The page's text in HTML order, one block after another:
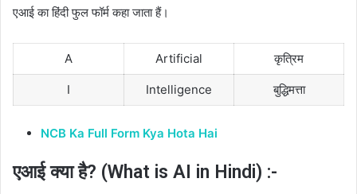
एआई का हिंदी फुल फॉर्म कहा जाता हैं।
A Artificial कृत्रिम
I Intelligence बुद्धिमत्ता
NCB Ka Full Form Kya Hota Hai
एआई क्या है? (What is AI in Hindi) :-